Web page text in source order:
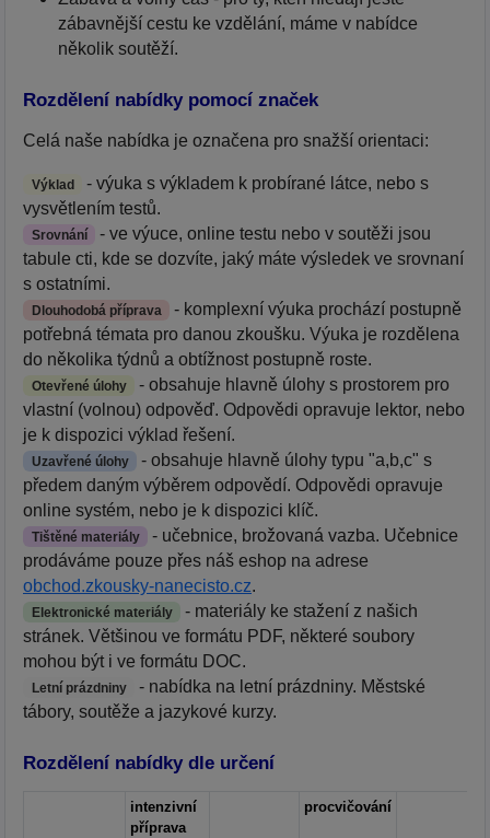
zábavnější cestu ke vzdělání, máme v nabídce
několik soutěží.
Rozdělení nabídky pomocí značek
Celá naše nabídka je označena pro snažší orientaci:
Výklad
- výuka s výkladem k probírané látce, nebo s
vysvětlením testů.
Srovnání
- ve výuce, online testu nebo v soutěži jsou
tabule cti, kde se dozvíte, jaký máte výsledek ve srovnaní
s ostatními.
Dlouhodobá příprava
- komplexní výuka prochází postupně
potřebná témata pro danou zkoušku. Výuka je rozdělena
do několika týdnů a obtížnost postupně roste.
Otevřené úlohy
- obsahuje hlavně úlohy s prostorem pro
vlastní (volnou) odpověď. Odpovědi opravuje lektor, nebo
je k dispozici výklad řešení.
Uzavřené úlohy
- obsahuje hlavně úlohy typu "a,b,c" s
předem daným výběrem odpovědí. Odpovědi opravuje
online systém, nebo je k dispozici klíč.
Tištěné materiály
- učebnice, brožovaná vazba. Učebnice
prodáváme pouze přes náš eshop na adrese
obchod.zkousky-nanecisto.cz.
Elektronické materiály
- materiály ke stažení z našich
stránek. Většinou ve formátu PDF, některé soubory
mohou být i ve formátu DOC.
Letní prázdniny
- nabídka na letní prázdniny. Městské
tábory, soutěže a jazykové kurzy.
Rozdělení nabídky dle určení
intenzivní
příprava
procvičování